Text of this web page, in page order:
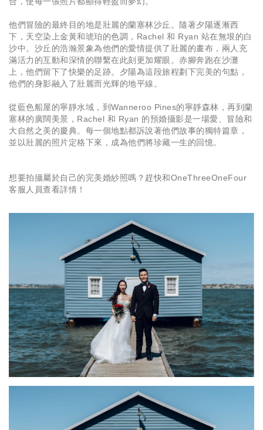
他們冒險的最終目的地是壯麗的蘭塞林沙丘。隨著夕陽逐漸西
下，天空染上金黃和琥珀的色調，Rachel 和 Ryan 站在無垠的白
沙中。沙丘的浩瀚景象為他們的愛情提供了壯麗的畫布，兩人充
滿活力的互動和深情的聯繫在此刻更加耀眼。赤腳奔跑在沙灘
上，他們留下了快樂的足跡。夕陽為這段旅程劃下完美的句點，
他們的身影融入了壯麗而光輝的地平線。
從藍色船屋的寧靜水域，到Wanneroo Pines的寧靜森林，再到蘭
塞林的廣闊美景，Rachel 和 Ryan 的預婚攝影是一場愛、冒險和
大自然之美的慶典。每一個地點都訴說著他們故事的獨特篇章，
並以壯麗的照片定格下來，成為他們將珍藏一生的回憶。
想要拍攝屬於自己的完美婚紗照嗎？趕快和OneThreeOneFour
客服人員查看詳情！